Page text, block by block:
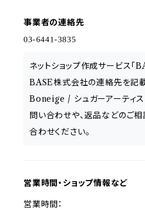
事業者の連絡先
ネットショップ作成サービス「
BASE株式会社の連絡先を記載
Boneige / シュガーアーティ
問い合わせや、返品などのご相
合わせください。
営業時間・ショップ情報など
営業時間：